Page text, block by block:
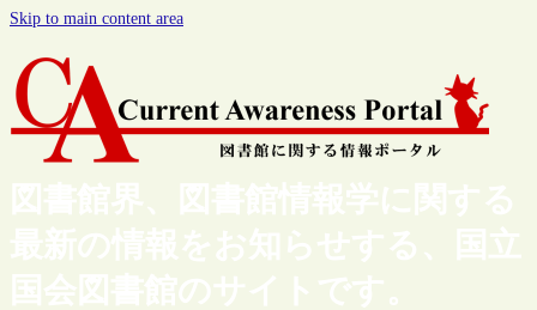
Skip to main content area
図書館界、図書館情報学に関する
最新の情報をお知らせする、国立
国会図書館のサイトです。